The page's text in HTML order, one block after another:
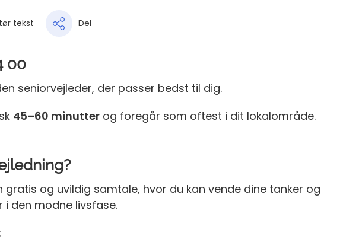
tekst Del
00
seniorvejleder, der passer bedst til dig.
45–60 minutterog foregår som oftest i dit lokalområde.
gratis og uvildig samtale, hvor du kan vende dine tanker og
i den modne livsfase.